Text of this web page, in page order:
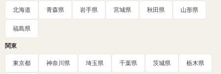
北海道 青森県 岩手県 宮城県 秋田県 山形県
福島県
関東
東京都 神奈川県 埼玉県 千葉県 茨城県 栃木県